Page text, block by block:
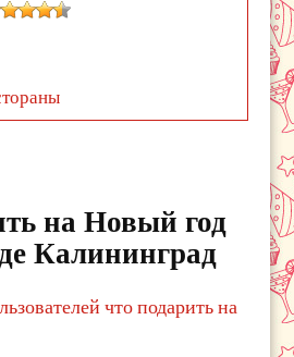
на Новый год
Калининград
что подарить на